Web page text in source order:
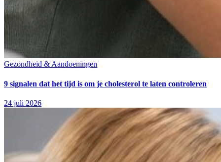
Gezondheid & Aandoeningen
9 signalen dat het tijd is om je cholesterol te laten controleren
24 juli 2026